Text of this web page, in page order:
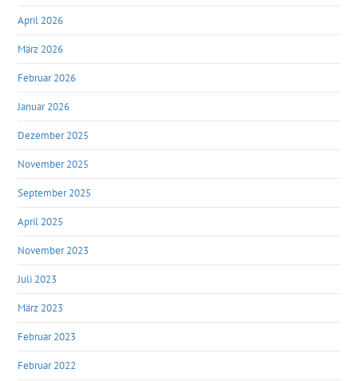
April 2026
März 2026
Februar 2026
Januar 2026
Dezember 2025
November 2025
September 2025
April 2025
November 2023
Juli 2023
März 2023
Februar 2023
Februar 2022